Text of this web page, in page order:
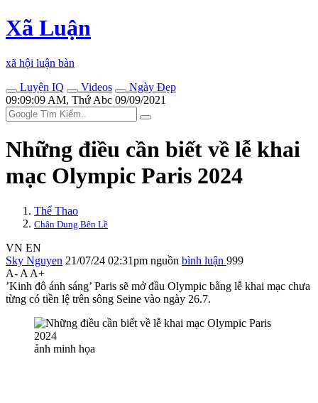
Xã Luận
xã hội luận bàn
Luyện IQ
Videos
Ngày Đẹp
09:09:09 AM, Thứ Abc 09/09/2021
Những điều cần biết về lễ khai
mạc Olympic Paris 2024
Thể Thao
Chân Dung Bên Lề
VN EN
Sky Nguyen 21/07/24 02:31pm nguồn bình luận 999
A- A A+
’Kinh đô ánh sáng’ Paris sẽ mở đầu Olympic bằng lễ khai mạc chưa
từng có tiền lệ trên sông Seine vào ngày 26.7.
ảnh minh họa